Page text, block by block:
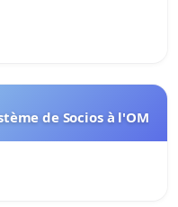
de Socios à l'OM